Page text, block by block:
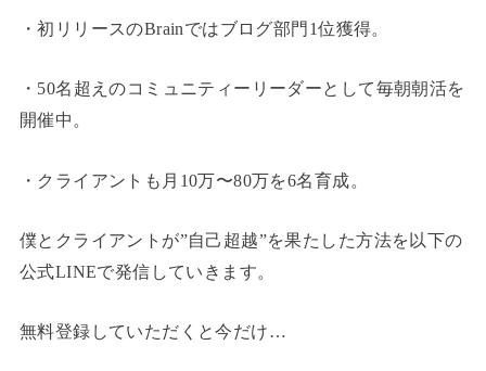
・初リリースのBrainではブログ部門1位獲得。
・50名超えのコミュニティーリーダーとして毎朝朝活を
開催中。
・クライアントも月10万〜80万を6名育成。
僕とクライアントが”自己超越”を果たした方法を以下の
公式LINEで発信していきます。
無料登録していただくと今だけ…